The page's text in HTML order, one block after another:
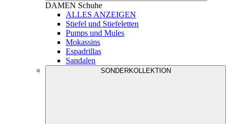
DAMEN Schuhe
ALLES ANZEIGEN
Stiefel und Stiefeletten
Pumps und Mules
Mokassins
Espadrillas
Sandalen
SONDERKOLLEKTION